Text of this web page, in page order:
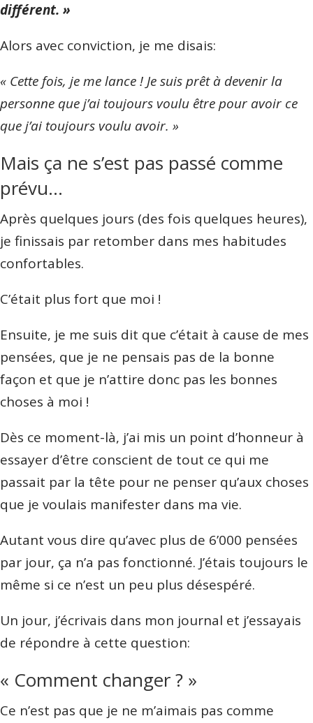
différent. »
Alors avec conviction, je me disais:
« Cette fois, je me lance ! Je suis prêt à devenir la
personne que j’ai toujours voulu être pour avoir ce
que j’ai toujours voulu avoir. »
Mais ça ne s’est pas passé comme
prévu…
Après quelques jours (des fois quelques heures),
je finissais par retomber dans mes habitudes
confortables.
C’était plus fort que moi !
Ensuite, je me suis dit que c’était à cause de mes
pensées, que je ne pensais pas de la bonne
façon et que je n’attire donc pas les bonnes
choses à moi !
Dès ce moment-là, j’ai mis un point d’honneur à
essayer d’être conscient de tout ce qui me
passait par la tête pour ne penser qu’aux choses
que je voulais manifester dans ma vie.
Autant vous dire qu’avec plus de 6’000 pensées
par jour, ça n’a pas fonctionné. J’étais toujours le
même si ce n’est un peu plus désespéré.
Un jour, j’écrivais dans mon journal et j’essayais
de répondre à cette question:
« Comment changer ? »
Ce n’est pas que je ne m’aimais pas comme